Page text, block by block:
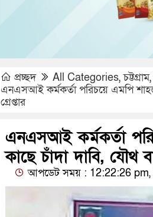
প্রচ্ছদ All Categories,চট্টগ্রাম
এনএসআই কর্মকর্তা পরিচয়ে এমপি
গ্রেপ্তার
এনএসআই কর্মকর্তা
কাছে চাঁদা দাবি, যৌথ
আপডেট সময় : 12:22:26